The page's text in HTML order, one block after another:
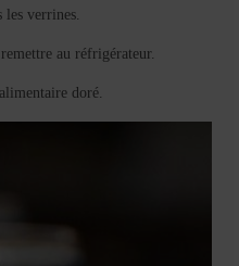
les verrines.
au réfrigérateur.
doré.